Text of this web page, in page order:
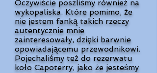
Oczywiście poszliśmy również na
wykopaliska. Które pomimo, że
nie jestem fanką takich rzeczy
autentycznie mnie
zainteresowały, dzięki barwnie
opowiadającemu przewodnikowi.
Pojechaliśmy też do rezerwatu
koło Capoterry, jako że jesteśmy